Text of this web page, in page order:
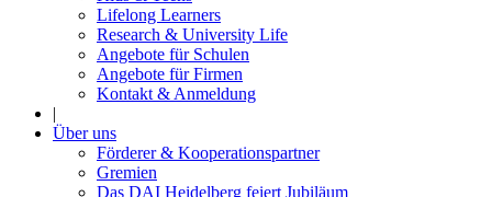
Lifelong Learners
Research & University Life
Angebote für Schulen
Angebote für Firmen
Kontakt & Anmeldung
|
Über uns
Förderer & Kooperationspartner
Gremien
Das DAI Heidelberg feiert Jubiläum